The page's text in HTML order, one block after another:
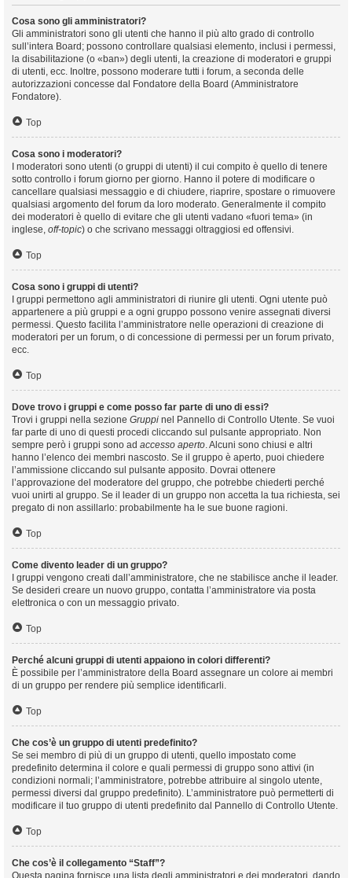
Cosa sono gli amministratori?
Gli amministratori sono gli utenti che hanno il più alto grado di controllo
sull’intera Board; possono controllare qualsiasi elemento, inclusi i permessi,
la disabilitazione (o «ban») degli utenti, la creazione di moderatori e gruppi
di utenti, ecc. Inoltre, possono moderare tutti i forum, a seconda delle
autorizzazioni concesse dal Fondatore della Board (Amministratore
Fondatore).
Top
Cosa sono i moderatori?
I moderatori sono utenti (o gruppi di utenti) il cui compito è quello di tenere
sotto controllo i forum giorno per giorno. Hanno il potere di modificare o
cancellare qualsiasi messaggio e di chiudere, riaprire, spostare o rimuovere
qualsiasi argomento del forum da loro moderato. Generalmente il compito
dei moderatori è quello di evitare che gli utenti vadano «fuori tema» (in
inglese, off-topic) o che scrivano messaggi oltraggiosi ed offensivi.
Top
Cosa sono i gruppi di utenti?
I gruppi permettono agli amministratori di riunire gli utenti. Ogni utente può
appartenere a più gruppi e a ogni gruppo possono venire assegnati diversi
permessi. Questo facilita l’amministratore nelle operazioni di creazione di
moderatori per un forum, o di concessione di permessi per un forum privato,
ecc.
Top
Dove trovo i gruppi e come posso far parte di uno di essi?
Trovi i gruppi nella sezione Gruppi nel Pannello di Controllo Utente. Se vuoi
far parte di uno di questi procedi cliccando sul pulsante appropriato. Non
sempre però i gruppi sono ad accesso aperto. Alcuni sono chiusi e altri
hanno l’elenco dei membri nascosto. Se il gruppo è aperto, puoi chiedere
l’ammissione cliccando sul pulsante apposito. Dovrai ottenere
l’approvazione del moderatore del gruppo, che potrebbe chiederti perché
vuoi unirti al gruppo. Se il leader di un gruppo non accetta la tua richiesta, sei
pregato di non assillarlo: probabilmente ha le sue buone ragioni.
Top
Come divento leader di un gruppo?
I gruppi vengono creati dall’amministratore, che ne stabilisce anche il leader.
Se desideri creare un nuovo gruppo, contatta l’amministratore via posta
elettronica o con un messaggio privato.
Top
Perché alcuni gruppi di utenti appaiono in colori differenti?
È possibile per l’amministratore della Board assegnare un colore ai membri
di un gruppo per rendere più semplice identificarli.
Top
Che cos’è un gruppo di utenti predefinito?
Se sei membro di più di un gruppo di utenti, quello impostato come
predefinito determina il colore e quali permessi di gruppo sono attivi (in
condizioni normali; l’amministratore, potrebbe attribuire al singolo utente,
permessi diversi dal gruppo predefinito). L’amministratore può permetterti di
modificare il tuo gruppo di utenti predefinito dal Pannello di Controllo Utente.
Top
Che cos’è il collegamento “Staff”?
Questa pagina fornisce una lista degli amministratori e dei moderatori, dando